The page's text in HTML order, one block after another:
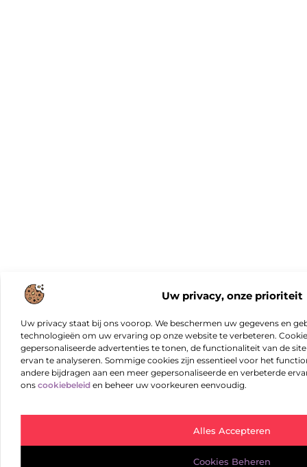
Uw privacy, onze prioriteit
Uw privacy staat bij ons voorop. We beschermen uw gegevens en
technologieën om uw ervaring op onze website te verbeteren.
gepersonaliseerde advertenties te tonen, de functionaliteit van de
ervan te analyseren. Sommige cookies zijn essentieel voor het
andere bijdragen aan een meer gepersonaliseerde en verbeterde
ons cookiebeleid en beheer uw voorkeuren eenvoudig.
Alles Accepteren
Cookies Beheren